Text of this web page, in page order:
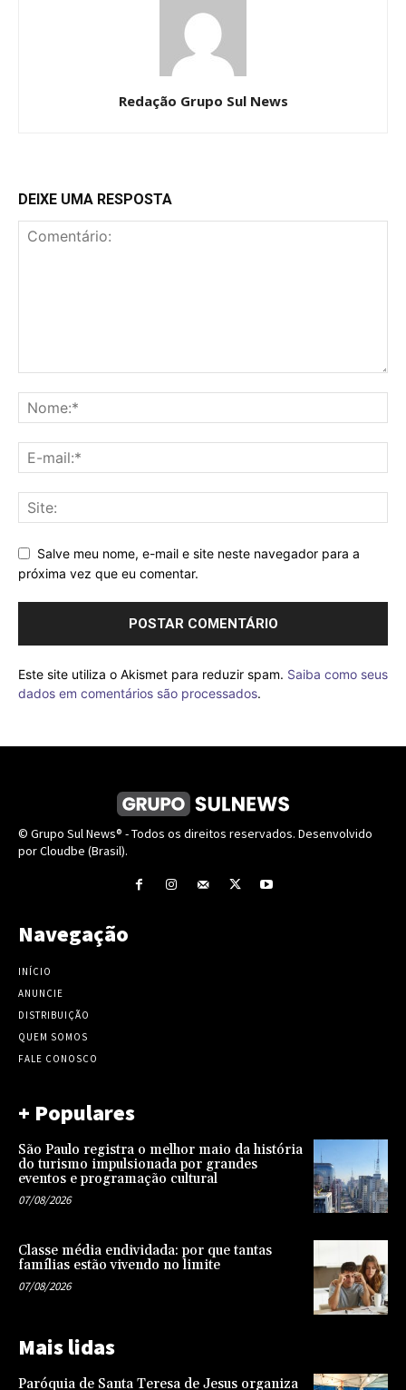
Redação Grupo Sul News
DEIXE UMA RESPOSTA
Salve meu nome, e-mail e site neste navegador para a
próxima vez que eu comentar.
Este site utiliza o Akismet para reduzir spam. Saiba como seus
dados em comentários são processados.
© Grupo Sul News® - Todos os direitos reservados. Desenvolvido
por Cloudbe (Brasil).
Navegação
INÍCIO
ANUNCIE
DISTRIBUIÇÃO
QUEM SOMOS
FALE CONOSCO
+ Populares
São Paulo registra o melhor maio da história
do turismo impulsionada por grandes
eventos e programação cultural
07/08/2026
Classe média endividada: por que tantas
famílias estão vivendo no limite
07/08/2026
Mais lidas
Paróquia de Santa Teresa de Jesus organiza